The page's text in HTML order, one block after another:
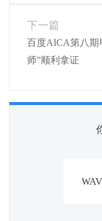
下一篇
百度AICA第八期
师”顺利拿证